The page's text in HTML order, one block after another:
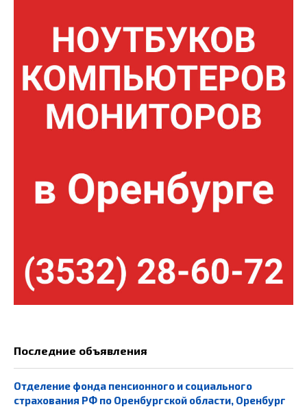
Последние объявления
Отделение фонда пенсионного и социального
страхования РФ по Оренбургской области, Оренбург